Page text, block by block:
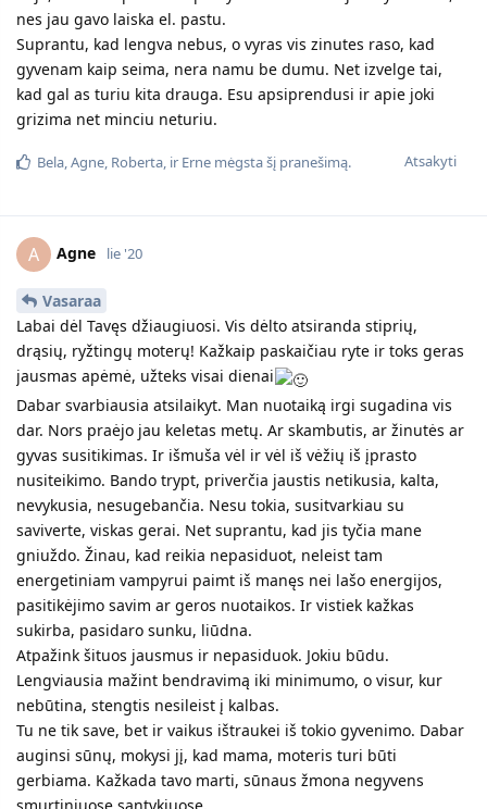
nes jau gavo laiska el. pastu.
Suprantu, kad lengva nebus, o vyras vis zinutes raso, kad
gyvenam kaip seima, nera namu be dumu. Net izvelge tai,
kad gal as turiu kita drauga. Esu apsiprendusi ir apie joki
grizima net minciu neturiu.
Atsakyti
Bela,Agne, Roberta, ir Erne mėgsta šį pranešimą.
A Agne lie '20
Vasaraa
Labai dėl Tavęs džiaugiuosi. Vis dėlto atsiranda stiprių,
drąsių, ryžtingų moterų! Kažkaip paskaičiau ryte ir toks geras
jausmas apėmė, užteks visai dienai
Dabar svarbiausia atsilaikyt. Man nuotaiką irgi sugadina vis
dar. Nors praėjo jau keletas metų. Ar skambutis, ar žinutės ar
gyvas susitikimas. Ir išmuša vėl ir vėl iš vėžių iš įprasto
nusiteikimo. Bando trypt, priverčia jaustis netikusia, kalta,
nevykusia, nesugebančia. Nesu tokia, susitvarkiau su
saviverte, viskas gerai. Net suprantu, kad jis tyčia mane
gniuždo. Žinau, kad reikia nepasiduot, neleist tam
energetiniam vampyrui paimt iš manęs nei lašo energijos,
pasitikėjimo savim ar geros nuotaikos. Ir vistiek kažkas
sukirba, pasidaro sunku, liūdna.
Atpažink šituos jausmus ir nepasiduok. Jokiu būdu.
Lengviausia mažint bendravimą iki minimumo, o visur, kur
nebūtina, stengtis nesileist į kalbas.
Tu ne tik save, bet ir vaikus ištraukei iš tokio gyvenimo. Dabar
auginsi sūnų, mokysi jį, kad mama, moteris turi būti
gerbiama. Kažkada tavo marti, sūnaus žmona negyvens